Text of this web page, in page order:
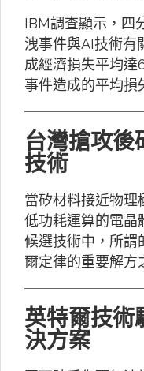
IBM調查顯示，四
洩事件與AI技術有
成經濟損失平均
事件造成的平均損
台灣搶攻後
技術
當矽材料接近物理
低功耗運算的電晶
候選技術中，所謂
爾定律的重要解方
英特爾技術
決方案